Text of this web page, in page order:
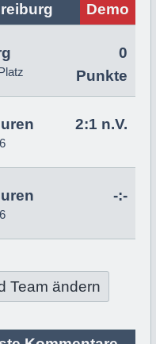
Demo
0
Punkte
2:1 n.V.
-:-
Team ändern